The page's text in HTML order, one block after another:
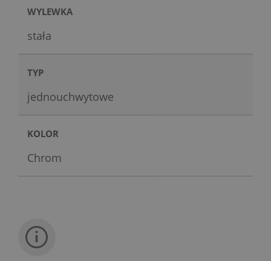
WYLEWKA
stała
TYP
jednouchwytowe
KOLOR
Chrom